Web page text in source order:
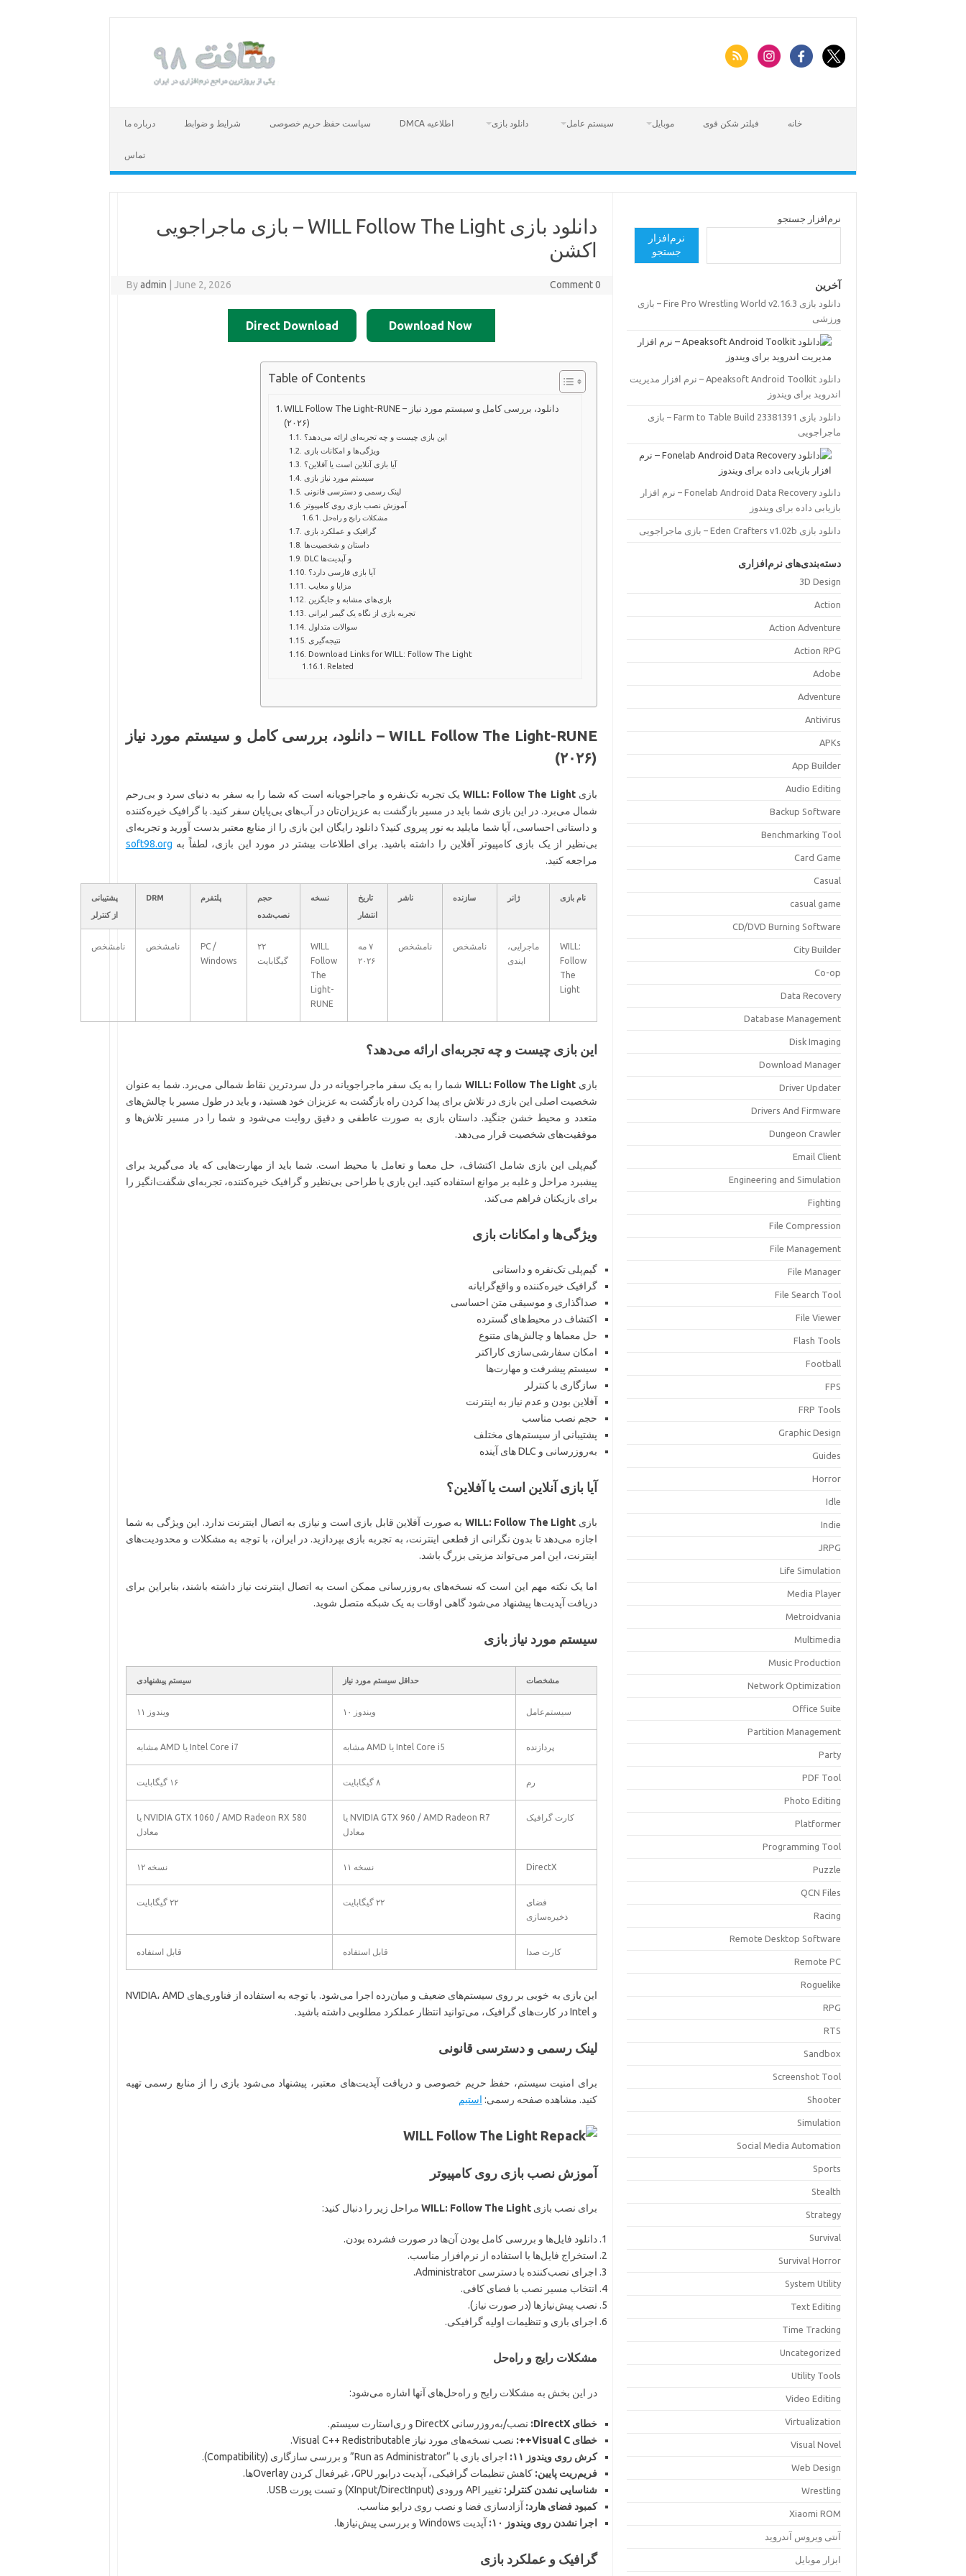
خانه فیلتر شکن قوی موبایل سیستم عامل دانلود بازی اطلاعیه DMCA سیاست حفظ حریم خصوصی شرایط و ضوابط درباره ما
تماس
دانلود بازی WILL Follow The Light – بازی ماجراجویی
اکشن
Byadmin June 2, 2026 0 Comment
Download Now
Direct Download
Table of Contents
WILL Follow The Light-RUNE – دانلود، بررسی کامل و سیستم مورد نیاز
(۲۰۲۶)
این بازی چیست و چه تجربه‌ای ارائه می‌دهد؟
ویژگی‌ها و امکانات بازی
آیا بازی آنلاین است یا آفلاین؟
سیستم مورد نیاز بازی
لینک رسمی و دسترسی قانونی
آموزش نصب بازی روی کامپیوتر
مشکلات رایج و راه‌حل
گرافیک و عملکرد بازی
داستان و شخصیت‌ها
DLC و آپدیت‌ها
آیا بازی فارسی دارد؟
مزایا و معایب
بازی‌های مشابه و جایگزین
تجربه بازی از نگاه یک گیمر ایرانی
سوالات متداول
نتیجه‌گیری
Download Links for WILL: Follow The Light
Related
WILL Follow The Light-RUNE – دانلود، بررسی کامل و سیستم مورد نیاز
(۲۰۲۶)
بازیWILL: Follow The Lightیک تجربه تک‌نفره و ماجراجویانه است که شما را به سفر به دنیای سرد و بی‌رحم
شمال می‌برد. در این بازی شما باید در مسیر بازگشت به عزیزان‌تان در آب‌های بی‌پایان سفر کنید. با گرافیک خیره‌کننده
و داستانی احساسی، آیا شما مایلید به نور پیروی کنید؟ دانلود رایگان این بازی را از منابع معتبر بدست آورید و تجربه‌ای
بی‌نظیر از یک بازی کامپیوتر آفلاین را داشته باشید. برای اطلاعات بیشتر در مورد این بازی، لطفاً به soft98.org
مراجعه کنید.
نام بازی ژانر سازنده ناشر
تاریخ
انتشار
نسخه
حجم
نصب‌شده
پلتفرم DRM
پشتیبانی
از کنترلر
WILL:
Follow
The
Light
ماجرایی،
ایندی
نامشخص نامشخص
۷ مه
۲۰۲۶
WILL
Follow
The
Light-
RUNE
۲۲
گیگابایت
PC /
Windows
نامشخص نامشخص
این بازی چیست و چه تجربه‌ای ارائه می‌دهد؟
بازی WILL: Follow The Light شما را به یک سفر ماجراجویانه در دل سردترین نقاط شمالی می‌برد. شما به عنوان
شخصیت اصلی این بازی در تلاش برای پیدا کردن راه بازگشت به عزیزان خود هستید، و باید در طول مسیر با چالش‌های
متعدد و محیط خشن جنگید. داستان بازی به صورت عاطفی و دقیق روایت می‌شود و شما را در مسیر تلاش‌ها و
موفقیت‌های شخصیت قرار می‌دهد.
گیم‌پلی این بازی شامل اکتشاف، حل معما و تعامل با محیط است. شما باید از مهارت‌هایی که یاد می‌گیرید برای
پیشبرد مراحل و غلبه بر موانع استفاده کنید. این بازی با طراحی بی‌نظیر و گرافیک خیره‌کننده، تجربه‌ای شگفت‌انگیز را
برای بازیکنان فراهم می‌کند.
ویژگی‌ها و امکانات بازی
گیم‌پلی تک‌نفره و داستانی
گرافیک خیره‌کننده و واقع‌گرایانه
صداگذاری و موسیقی متن احساسی
اکتشاف در محیط‌های گسترده
حل معماها و چالش‌های متنوع
امکان سفارشی‌سازی کاراکتر
سیستم پیشرفت و مهارت‌ها
سازگاری با کنترلر
آفلاین بودن و عدم نیاز به اینترنت
حجم نصب مناسب
پشتیبانی از سیستم‌های مختلف
به‌روزرسانی و DLC های آینده
آیا بازی آنلاین است یا آفلاین؟
بازی WILL: Follow The Light به صورت آفلاین قابل بازی است و نیازی به اتصال اینترنت ندارد. این ویژگی به شما
اجازه می‌دهد تا بدون نگرانی از قطعی اینترنت، به تجربه بازی بپردازید. در ایران، با توجه به مشکلات و محدودیت‌های
اینترنت، این امر می‌تواند مزیتی بزرگ باشد.
اما یک نکته مهم این است که نسخه‌های به‌روزرسانی ممکن است به اتصال اینترنت نیاز داشته باشند، بنابراین برای
دریافت آپدیت‌ها پیشنهاد می‌شود گاهی اوقات به یک شبکه متصل شوید.
سیستم مورد نیاز بازی
مشخصات حداقل سیستم مورد نیاز سیستم پیشنهادی
سیستم‌عامل ویندوز ۱۰ ویندوز ۱۱
پردازنده Intel Core i5 یا AMD مشابه Intel Core i7 یا AMD مشابه
رم ۸ گیگابایت ۱۶ گیگابایت
کارت گرافیک
NVIDIA GTX 960 / AMD Radeon R7 یا
معادل
NVIDIA GTX 1060 / AMD Radeon RX 580 یا
معادل
DirectX نسخه ۱۱ نسخه ۱۲
فضای
ذخیره‌سازی
۲۲ گیگابایت ۲۲ گیگابایت
کارت صدا قابل استفاده قابل استفاده
این بازی به خوبی بر روی سیستم‌های ضعیف و میان‌رده اجرا می‌شود. با توجه به استفاده از فناوری‌های NVIDIA، AMD
و Intel در کارت‌های گرافیک، می‌توانید انتظار عملکرد مطلوبی داشته باشید.
لینک رسمی و دسترسی قانونی
برای امنیت سیستم، حفظ حریم خصوصی و دریافت آپدیت‌های معتبر، پیشنهاد می‌شود بازی را از منابع رسمی تهیه
کنید. مشاهده صفحه رسمی: استیم
آموزش نصب بازی روی کامپیوتر
برای نصب بازیWILL: Follow The Light مراحل زیر را دنبال کنید:
دانلود فایل‌ها و بررسی کامل بودن آن‌ها در صورت فشرده بودن.
استخراج فایل‌ها با استفاده از نرم‌افزار مناسب.
اجرای نصب‌کننده با دسترسی Administrator.
انتخاب مسیر نصب با فضای کافی.
نصب پیش‌نیازها (در صورت نیاز).
اجرای بازی و تنظیمات اولیه گرافیکی.
مشکلات رایج و راه‌حل
در این بخش به مشکلات رایج و راه‌حل‌های آنها اشاره می‌شود:
خطای DirectX:
نصب/به‌روزرسانی DirectX و ری‌استارت سیستم.
خطای Visual C++:
نصب نسخه‌های مورد نیاز Visual C++ Redistributable.
کرش روی ویندوز ۱۱:
اجرای بازی با “Run as Administrator” و بررسی سازگاری (Compatibility).
فریم‌ریت پایین: کاهش تنظیمات گرافیکی، آپدیت درایور GPU، غیرفعال کردن Overlayها.
شناسایی نشدن کنترلر: تغییر API ورودی (XInput/DirectInput) و تست پورت USB.
کمبود فضای هارد: آزادسازی فضا و نصب روی درایو مناسب.
اجرا نشدن روی ویندوز ۱۰:
آپدیت Windows و بررسی پیش‌نیازها.
گرافیک و عملکرد بازی
نرم‌افزار جستجو
نرم‌افزار
جستجو
آخرین
دانلود بازی Fire Pro Wrestling World v2.16.3 – بازی
ورزشی
دانلود Apeaksoft Android Toolkit – نرم افزار مدیریت
اندروید برای ویندوز
دانلود بازی Farm to Table Build 23381391 – بازی
ماجراجویی
دانلود Fonelab Android Data Recovery – نرم افزار
بازیابی داده برای ویندوز
دانلود بازی Eden Crafters v1.02b – بازی ماجراجویی
دسته‌بندی‌های نرم‌افزاری
3D Design
Action
Action Adventure
Action RPG
Adobe
Adventure
Antivirus
APKs
App Builder
Audio Editing
Backup Software
Benchmarking Tool
Card Game
Casual
casual game
CD/DVD Burning Software
City Builder
Co-op
Data Recovery
Database Management
Disk Imaging
Download Manager
Driver Updater
Drivers And Firmware
Dungeon Crawler
Email Client
Engineering and Simulation
Fighting
File Compression
File Management
File Manager
File Search Tool
File Viewer
Flash Tools
Football
FPS
FRP Tools
Graphic Design
Guides
Horror
Idle
Indie
JRPG
Life Simulation
Media Player
Metroidvania
Multimedia
Music Production
Network Optimization
Office Suite
Partition Management
Party
PDF Tool
Photo Editing
Platformer
Programming Tool
Puzzle
QCN Files
Racing
Remote Desktop Software
Remote PC
Roguelike
RPG
RTS
Sandbox
Screenshot Tool
Shooter
Simulation
Social Media Automation
Sports
Stealth
Strategy
Survival
Survival Horror
System Utility
Text Editing
Time Tracking
Uncategorized
Utility Tools
Video Editing
Virtualization
Visual Novel
Web Design
Wrestling
Xiaomi ROM
آنتی ویروس آندروید
ابزار موبایل